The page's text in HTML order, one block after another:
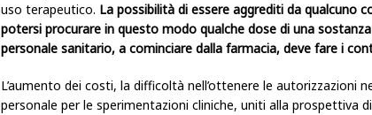
uso terapeutico. La possibilità di essere aggrediti da qualcuno
potersi procurare in questo modo qualche dose di una
personale sanitario, a cominciare dalla farmacia, deve fare i
L’aumento dei costi, la difficoltà nell’ottenere le autorizzazioni
personale per le sperimentazioni cliniche, uniti alla prospettiva